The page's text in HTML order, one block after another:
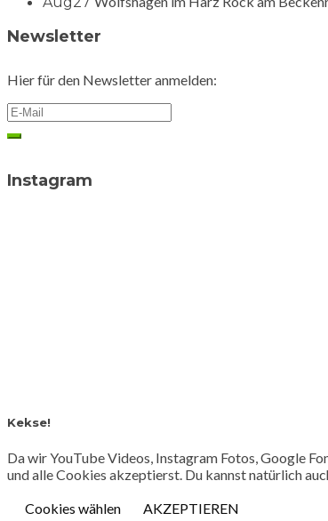
Newsletter
Hier für den Newsletter anmelden:
Instagram
Kekse!
Da wir YouTube Videos, Instagram Fotos, Google
und alle Cookies akzeptierst. Du kannst natürlich
Cookies wählen
AKZEPTIEREN